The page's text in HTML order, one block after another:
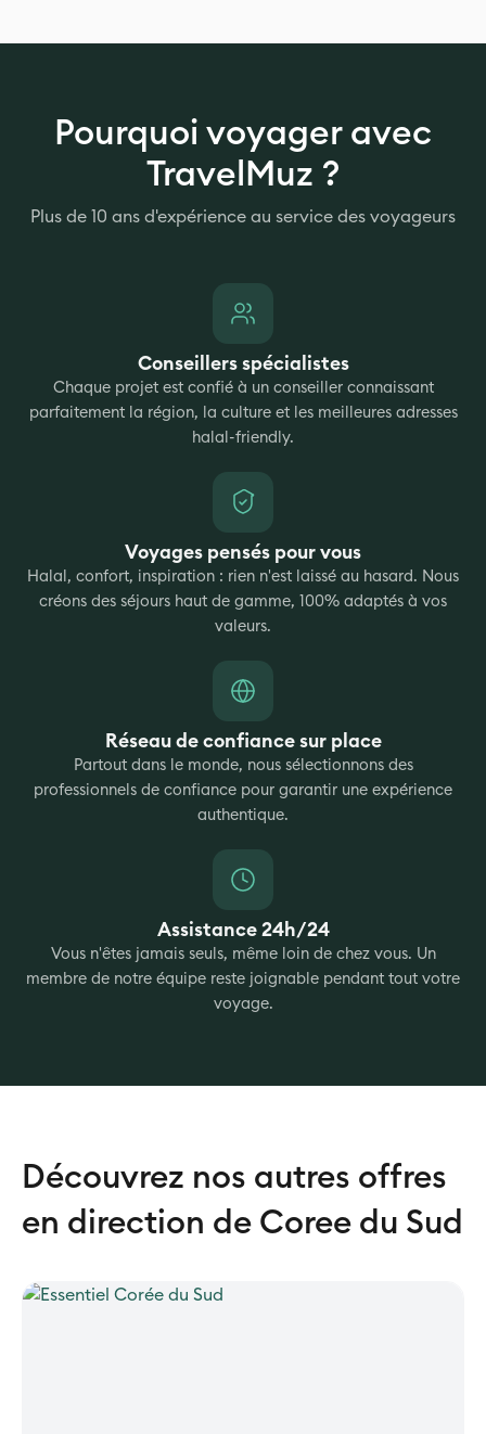
Pourquoi voyager avec
TravelMuz ?
Plus de 10 ans d'expérience au service des voyageurs
Conseillers spécialistes
Chaque projet est confié à un conseiller connaissant
parfaitement la région, la culture et les meilleures adresses
halal-friendly.
Voyages pensés pour vous
Halal, confort, inspiration : rien n'est laissé au hasard. Nous
créons des séjours haut de gamme, 100% adaptés à vos
valeurs.
Réseau de confiance sur place
Partout dans le monde, nous sélectionnons des
professionnels de confiance pour garantir une expérience
authentique.
Assistance 24h/24
Vous n'êtes jamais seuls, même loin de chez vous. Un
membre de notre équipe reste joignable pendant tout votre
voyage.
Découvrez nos autres offres
en direction de Coree du Sud